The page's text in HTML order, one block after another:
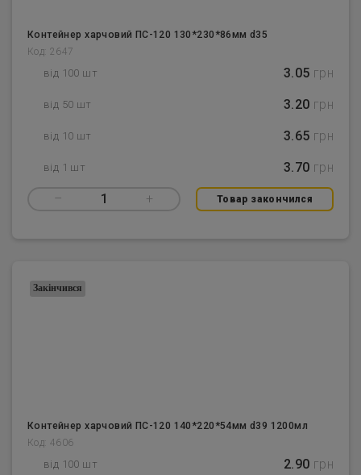
Контейнер харчовий ПС-120 130*230*86мм d35
Код: 2647
від 100 шт 3.05 грн
від 50 шт 3.20 грн
від 10 шт 3.65 грн
від 1 шт 3.70 грн
– 1 + Товар закончился
Контейнер харчовий ПС-120 140*220*54мм d39 1200мл
Код: 4606
від 100 шт 2.90 грн
Закінчився